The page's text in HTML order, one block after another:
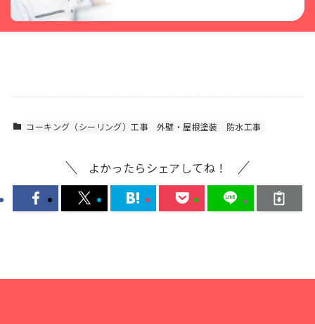
コーキング（シーリング）工事 外壁・屋根塗装 防水工事
よかったらシェアしてね！